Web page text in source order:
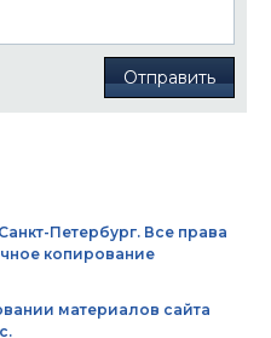
Отправить
Петербург. Все права
копирование
материалов сайта